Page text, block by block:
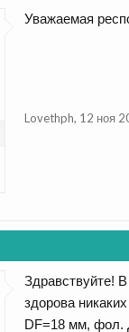
Уважаемая
Lovethph, 12 ноя
Здравствуйте!
здорова
DF=18 мм, фол.